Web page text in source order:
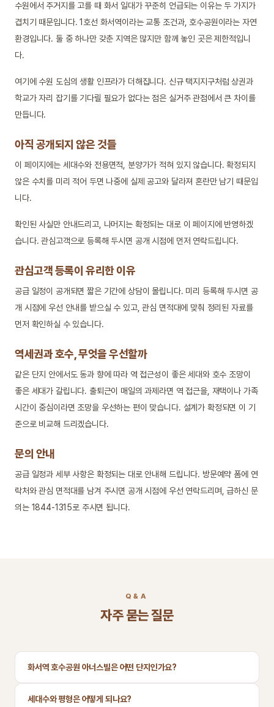
수원에서 주거지를 고를 때 화서 일대가 꾸준히 언급되는 이유는 두 가지가
겹치기 때문입니다. 1호선 화서역이라는 교통 조건과, 호수공원이라는 자연
환경입니다. 둘 중 하나만 갖춘 지역은 많지만 함께 놓인 곳은 제한적입니
다.
여기에 수원 도심의 생활 인프라가 더해집니다. 신규 택지지구처럼 상권과
학교가 자리 잡기를 기다릴 필요가 없다는 점은 실거주 관점에서 큰 차이를
만듭니다.
아직 공개되지 않은 것들
이 페이지에는 세대수와 전용면적, 분양가가 적혀 있지 않습니다. 확정되지
않은 수치를 미리 적어 두면 나중에 실제 공고와 달라져 혼란만 남기 때문입
니다.
확인된 사실만 안내드리고, 나머지는 확정되는 대로 이 페이지에 반영하겠
습니다. 관심고객으로 등록해 두시면 공개 시점에 먼저 연락드립니다.
관심고객 등록이 유리한 이유
공급 일정이 공개되면 짧은 기간에 상담이 몰립니다. 미리 등록해 두시면 공
개 시점에 우선 안내를 받으실 수 있고, 관심 면적대에 맞춰 정리된 자료를
먼저 확인하실 수 있습니다.
역세권과 호수, 무엇을 우선할까
같은 단지 안에서도 동과 향에 따라 역 접근성이 좋은 세대와 호수 조망이
좋은 세대가 갈립니다. 출퇴근이 매일의 과제라면 역 접근을, 재택이나 가족
시간이 중심이라면 조망을 우선하는 편이 맞습니다. 설계가 확정되면 이 기
준으로 비교해 드리겠습니다.
문의 안내
공급 일정과 세부 사항은 확정되는 대로 안내해 드립니다. 방문예약 폼에 연
락처와 관심 면적대를 남겨 주시면 공개 시점에 우선 연락드리며, 급하신 문
의는 1844-1315로 주시면 됩니다.
Q&A
자주 묻는 질문
화서역 호수공원 아너스빌은 어떤 단지인가요?
세대수와 평형은 어떻게 되나요?